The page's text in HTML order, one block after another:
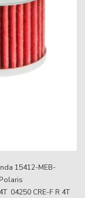
15412-MEB-
04250 CRE-F R 4T